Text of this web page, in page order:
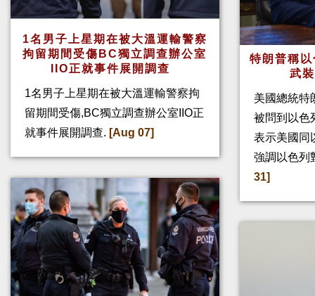
1名男子上星期在被大溫運輸警察
拘留期間受傷BC獨立調查辦公室
IIO正就事件展開調查
1名男子上星期在被大溫運輸警察拘
留期間受傷,BC獨立調查辦公室IIO正
就事件展開調查. [Aug 07]
特朗普稱
武
美國總統特
被問到以色
表示美國同
強調以色列
31]